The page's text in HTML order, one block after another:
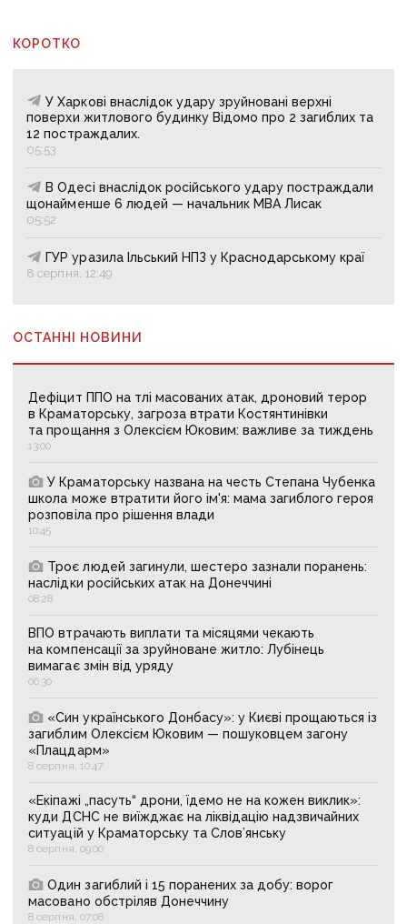
КОРОТКО
У Харкові внаслідок удару зруйновані верхні
поверхи житлового будинку Відомо про 2 загиблих та
12 постраждалих.
05:53
В Одесі внаслідок російського удару постраждали
щонайменше 6 людей — начальник МВА Лисак
05:52
ГУР уразила Ільський НПЗ у Краснодарському краї
8 серпня, 12:49
ОСТАННІ НОВИНИ
Дефіцит ППО на тлі масованих атак, дроновий терор
в Краматорську, загроза втрати Костянтинівки
та прощання з Олексієм Юковим: важливе за тиждень
13:00
У Краматорську названа на честь Степана Чубенка
школа може втратити його ім'я: мама загиблого героя
розповіла про рішення влади
10:45
Троє людей загинули, шестеро зазнали поранень:
наслідки російських атак на Донеччині
08:28
ВПО втрачають виплати та місяцями чекають
на компенсації за зруйноване житло: Лубінець
вимагає змін від уряду
06:30
«Син українського Донбасу»: у Києві прощаються із
загиблим Олексієм Юковим — пошуковцем загону
«Плацдарм»
8 серпня, 10:47
«Екіпажі „пасуть“ дрони, їдемо не на кожен виклик»:
куди ДСНС не виїжджає на ліквідацію надзвичайних
ситуацій у Краматорську та Слов’янську
8 серпня, 09:00
Один загиблий і 15 поранених за добу: ворог
масовано обстріляв Донеччину
8 серпня, 07:08